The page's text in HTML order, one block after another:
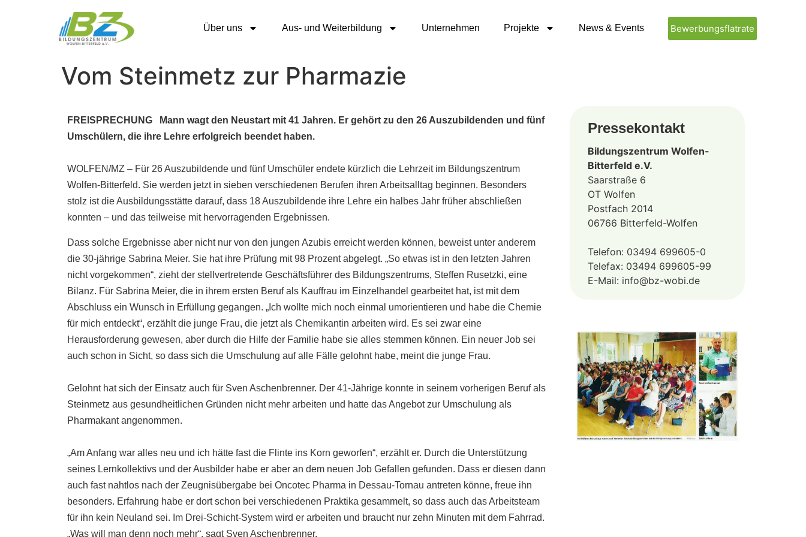
Über uns Aus- und Weiterbildung Unternehmen Projekte News & Events Bewerbungsflatrate
Vom Steinmetz zur Pharmazie
FREISPRECHUNG Mann wagt den Neustart mit 41 Jahren. Er gehört zu den 26 Auszubildenden und fünf
Umschülern, die ihre Lehre erfolgreich beendet haben.
WOLFEN/MZ – Für 26 Auszubildende und fünf Umschüler endete kürzlich die Lehrzeit im Bildungszentrum
Wolfen-Bitterfeld. Sie werden jetzt in sieben verschiedenen Berufen ihren Arbeitsalltag beginnen. Besonders
stolz ist die Ausbildungsstätte darauf, dass 18 Auszubildende ihre Lehre ein halbes Jahr früher abschließen
konnten – und das teilweise mit hervorragenden Ergebnissen.
Dass solche Ergebnisse aber nicht nur von den jungen Azubis erreicht werden können, beweist unter anderem
die 30-jährige Sabrina Meier. Sie hat ihre Prüfung mit 98 Prozent abgelegt. „So etwas ist in den letzten Jahren
nicht vorgekommen“, zieht der stellvertretende Geschäftsführer des Bildungszentrums, Steffen Rusetzki, eine
Bilanz. Für Sabrina Meier, die in ihrem ersten Beruf als Kauffrau im Einzelhandel gearbeitet hat, ist mit dem
Abschluss ein Wunsch in Erfüllung gegangen. „Ich wollte mich noch einmal umorientieren und habe die Chemie
für mich entdeckt“, erzählt die junge Frau, die jetzt als Chemikantin arbeiten wird. Es sei zwar eine
Herausforderung gewesen, aber durch die Hilfe der Familie habe sie alles stemmen können. Ein neuer Job sei
auch schon in Sicht, so dass sich die Umschulung auf alle Fälle gelohnt habe, meint die junge Frau.
Gelohnt hat sich der Einsatz auch für Sven Aschenbrenner. Der 41-Jährige konnte in seinem vorherigen Beruf als
Steinmetz aus gesundheitlichen Gründen nicht mehr arbeiten und hatte das Angebot zur Umschulung als
Pharmakant angenommen.
„Am Anfang war alles neu und ich hätte fast die Flinte ins Korn geworfen“, erzählt er. Durch die Unterstützung
seines Lernkollektivs und der Ausbilder habe er aber an dem neuen Job Gefallen gefunden. Dass er diesen dann
auch fast nahtlos nach der Zeugnisübergabe bei Oncotec Pharma in Dessau-Tornau antreten könne, freue ihn
besonders. Erfahrung habe er dort schon bei verschiedenen Praktika gesammelt, so dass auch das Arbeitsteam
für ihn kein Neuland sei. Im Drei-Schicht-System wird er arbeiten und braucht nur zehn Minuten mit dem Fahrrad.
„Was will man denn noch mehr“, sagt Sven Aschenbrenner.
Pressekontakt
Bildungszentrum Wolfen-
Bitterfeld e.V.
Saarstraße 6
OT Wolfen
Postfach 2014
06766 Bitterfeld-Wolfen
Telefon: 03494 699605-0
Telefax: 03494 699605-99
E-Mail: info@bz-wobi.de